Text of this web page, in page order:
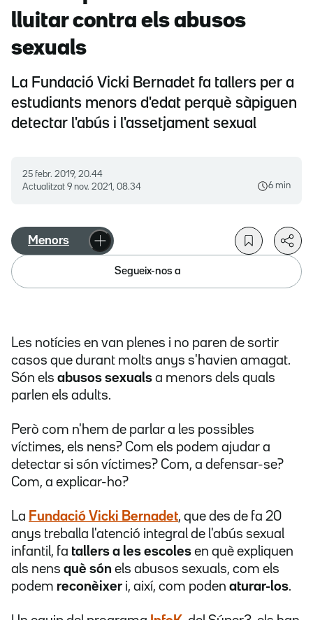
lluitar contra els abusos
sexuals
La Fundació Vicki Bernadet fa tallers per a
estudiants menors d'edat perquè sàpiguen
detectar l'abús i l'assetjament sexual
25 febr. 2019, 20.44
Actualitzat 9 nov. 2021, 08.34 6 min
Menors
Segueix-nos a
Les notícies en van plenes i no paren de sortir
casos que durant molts anys s'havien amagat.
Són els abusos sexuals a menors dels quals
parlen els adults.
Però com n'hem de parlar a les possibles
víctimes, els nens? Com els podem ajudar a
detectar si són víctimes? Com, a defensar-se?
Com, a explicar-ho?
La Fundació Vicki Bernadet, que des de fa 20
anys treballa l'atenció integral de l'abús sexual
infantil, fa tallers a les escoles en què expliquen
als nens què són els abusos sexuals, com els
podem reconèixer i, així, com poden aturar-los.